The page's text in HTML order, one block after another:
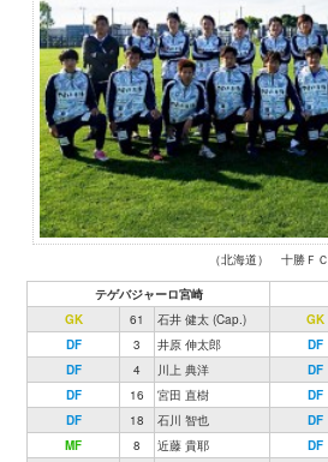
（北海道） 十勝ＦＣ
テゲバジャーロ宮崎
GK
61 石井 健太 (Cap.) GK
DF
3 井原 伸太郎 DF
DF
4 川上 典洋 DF
DF
16 宮田 直樹 DF
DF
18 石川 智也 DF
MF
8 近藤 貴耶 DF